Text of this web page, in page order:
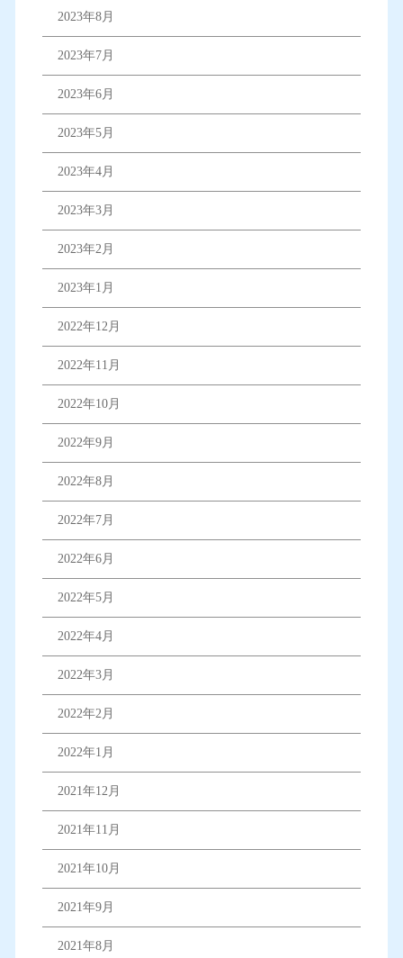
2023年8月
2023年7月
2023年6月
2023年5月
2023年4月
2023年3月
2023年2月
2023年1月
2022年12月
2022年11月
2022年10月
2022年9月
2022年8月
2022年7月
2022年6月
2022年5月
2022年4月
2022年3月
2022年2月
2022年1月
2021年12月
2021年11月
2021年10月
2021年9月
2021年8月